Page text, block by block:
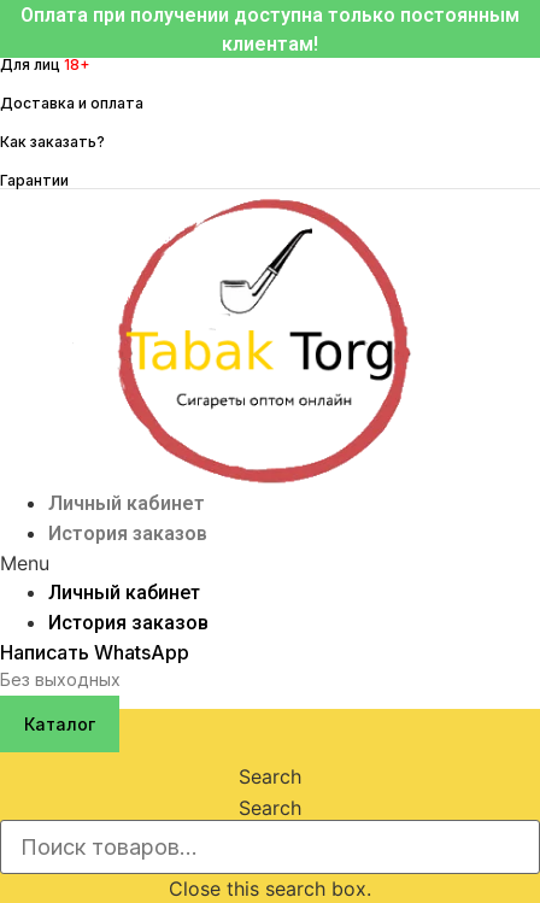
Перейти
содержимому
Оплата при получении доступна только постоянным
клиентам!
Для лиц 18+
Доставка и оплата
Как заказать?
Гарантии
Личный кабинет
История заказов
Menu
Личный кабинет
История заказов
Написать WhatsApp
Без выходных
Каталог
Search
Search
Close this search box.